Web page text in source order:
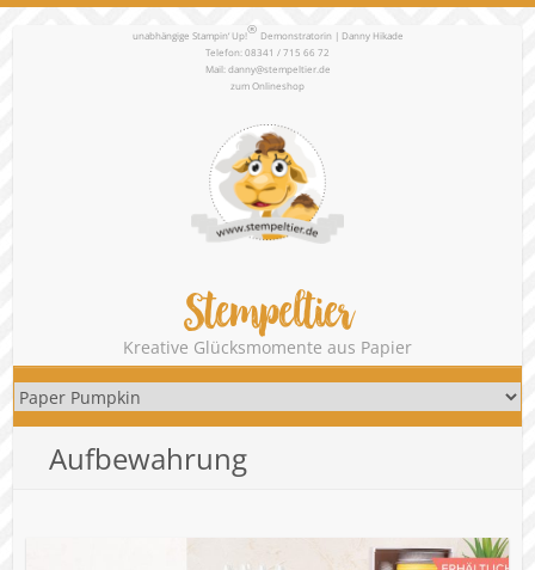
unabhängige Stampin‘ Up!® Demonstratorin | Danny Hikade
Telefon: 08341 / 715 66 72
Mail:danny@stempeltier.de
zumOnlineshop
Stempeltier
Kreative Glücksmomente aus Papier
Aufbewahrung